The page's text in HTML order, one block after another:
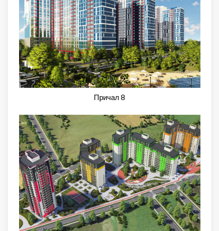
Причал 8